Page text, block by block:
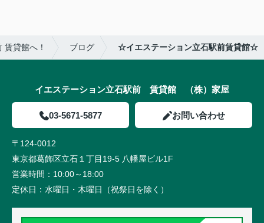
貸館へ！ ブログ ☆イエステーション立石駅前賃貸館☆
イエステーション立石駅前 賃貸館 （株）家屋
03-5671-5877 お問い合わせ
〒124-0012
東京都葛飾区立石１丁目19-5 八幡屋ビル1F
営業時間： 10:00～18:00
定休日： 水曜日・木曜日（祝祭日を除く）